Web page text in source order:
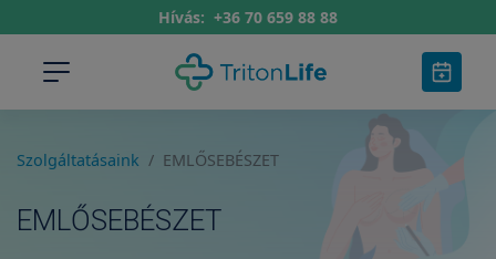
Hívás: +36 70 659 88 88
Szolgáltatásaink EMLŐSEBÉSZET
EMLŐSEBÉSZET